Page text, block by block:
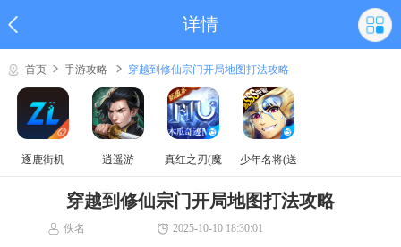
详情
首页 手游攻略 穿越到修仙宗门开局地图打法攻略
逐鹿街机 逍遥游
真红之刃(魔
少年名将(送
穿越到修仙宗门开局地图打法攻略
佚名 2025-10-10 18:30:01